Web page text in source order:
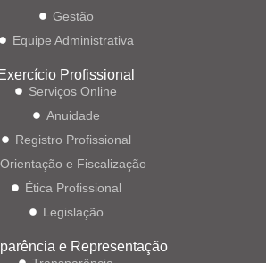
Gestão
Equipe Administrativa
Exercício Profissional
Serviços Online
Anuidade
Registro Profissional
Orientação e Fiscalização
Ética Profissional
Legislação
e Representação